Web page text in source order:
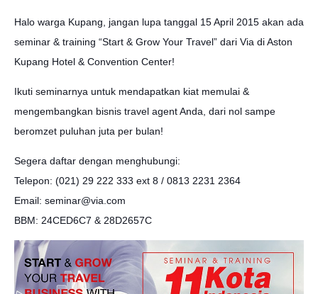
Halo warga Kupang, jangan lupa tanggal 15 April 2015 akan ada
seminar & training “Start & Grow Your Travel” dari Via di Aston
Kupang Hotel & Convention Center!
Ikuti seminarnya untuk mendapatkan kiat memulai &
mengembangkan bisnis travel agent Anda, dari nol sampe
beromzet puluhan juta per bulan!
Segera daftar dengan menghubungi:
Telepon: (021) 29 222 333 ext 8 / 0813 2231 2364
Email: seminar@via.com
BBM: 24CED6C7 & 28D2657C